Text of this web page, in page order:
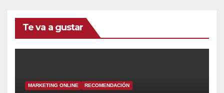
Te va a gustar
MARKETING ONLINE RECOMENDACIÓN